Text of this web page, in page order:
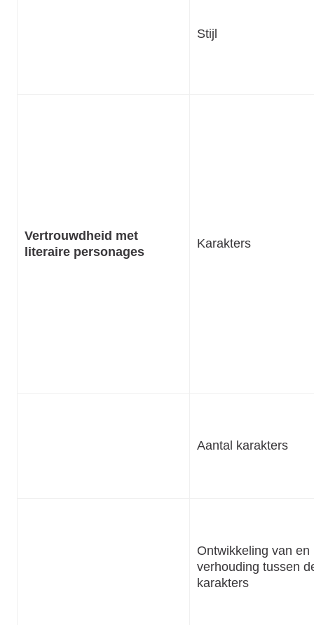
Stijl
Vertrouwdheid met
literaire personages
Karakters
Aantal karakters
Ontwikkeling van en
verhouding tussen
karakters